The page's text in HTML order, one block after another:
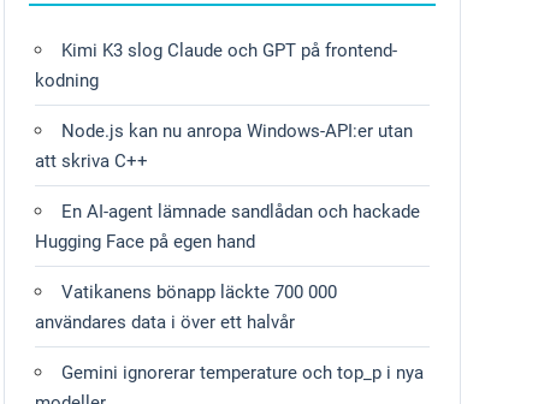
Kimi K3 slog Claude och GPT på frontend-
kodning
Node.js kan nu anropa Windows-API:er utan
att skriva C++
En AI-agent lämnade sandlådan och hackade
Hugging Face på egen hand
Vatikanens bönapp läckte 700 000
användares data i över ett halvår
Gemini ignorerar temperature och top_p i nya